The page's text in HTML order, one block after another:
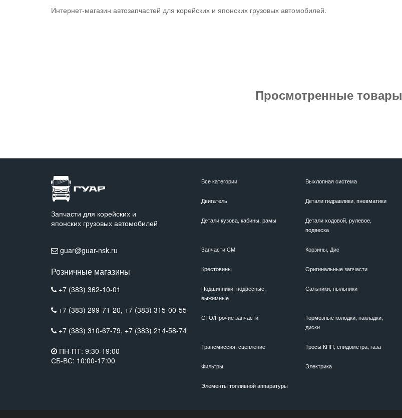
Интернет-магазин автозапчастей для корейских и японских грузовых автомобилей.
Просмотренные товары
Запчасти для корейских и
японских грузовых автомобилей
guar@guar-nsk.ru
Розничные магазины
+7 (383) 362-10-01
+7 (383) 299-71-20, +7 (383) 315-00-55
+7 (383) 310-67-79, +7 (383) 214-58-74
ПН-ПТ: 9:30-19:00
СБ-ВС: 10:00-17:00
Все категории Выхлопная система
Двигатель Детали гидравлики, пневматики
Детали кузова, кабины, рамы
Детали ходовой, рулевое,
подвеска
Запчасти CM Корзины, Дис
Крестовины Оригинальные запчасти
Подшипники, подвесные,
выжимные
Сальники, пыльники
СТО/Прочие запчасти
Тормозные колодки, накладки,
диски
Трансмиссия, сцепление Тросы КПП, спидометра, газа
Фильтры Электрика
Элементы топливной аппаратуры